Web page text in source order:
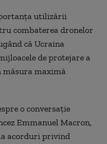
utilizării
combaterea dronelor
că Ucraina
de protejare a
maximă
o conversaţie
Emmanuel Macron,
acorduri privind